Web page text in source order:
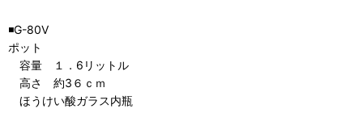
◾️G-80V
ポット
容量 １．6リットル
高さ 約3６ｃｍ
ほうけい酸ガラス内瓶